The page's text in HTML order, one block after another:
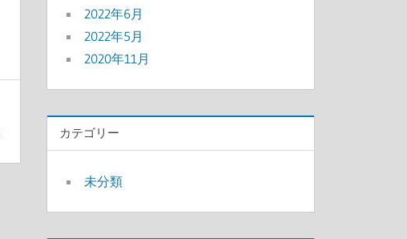
2022年6月
2022年5月
2020年11月
カテゴリー
未分類